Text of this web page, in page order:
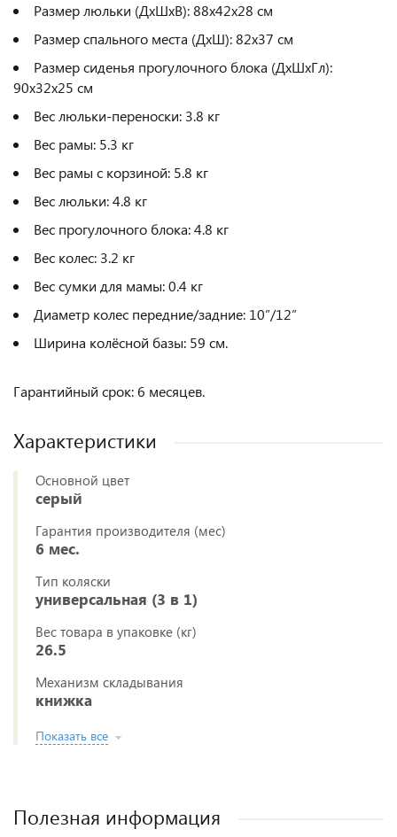
Размер люльки (ДхШхВ): 88х42х28 см
Размер спального места (ДхШ): 82х37 см
Размер сиденья прогулочного блока (ДхШхГл):
90х32х25 см
Вес люльки-переноски: 3.8 кг
Вес рамы: 5.3 кг
Вес рамы с корзиной: 5.8 кг
Вес люльки: 4.8 кг
Вес прогулочного блока: 4.8 кг
Вес колес: 3.2 кг
Вес сумки для мамы: 0.4 кг
Диаметр колес передние/задние: 10”/12”
Ширина колёсной базы: 59 см.
Гарантийный срок: 6 месяцев.
Характеристики
Основной цвет
серый
Гарантия производителя (мес)
6 мес.
Тип коляски
универсальная (3 в 1)
Вес товара в упаковке (кг)
26.5
Механизм складывания
книжка
Показать все
Полезная информация